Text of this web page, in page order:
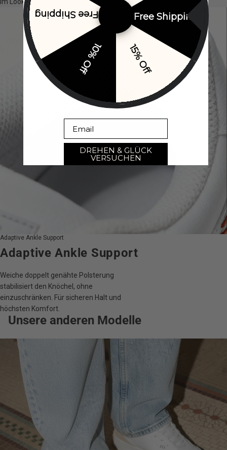
Adaptive Ankle Support
Adaptive Ankle Support
Weiche doppelt genähte Polsterung
stabilisiert den Knöchel, ohne
einzuschränken. Für sicheren Halt und
höchsten Komfort.
Unsere anderen Modelle
Free Shipping
15% Off
10% Off
Free Shipping
DREHEN & GLÜCK
VERSUCHEN